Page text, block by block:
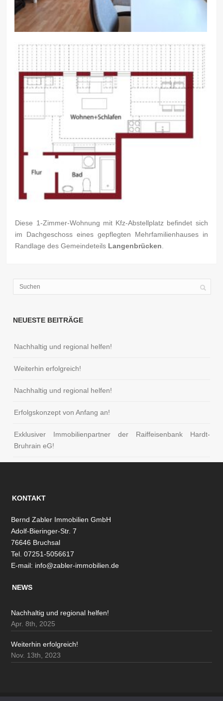
Diese 1-Zimmer-Wohnung mit Kfz-Abstellplatz befindet sich
im Dachgeschoss eines gepflegten Mehrfamilienhauses in
Randlage des Gemeindeteils Langenbrücken
NEUESTE BEITRÄGE
Nachhaltig und regional helfen!
Weiterhin erfolgreich!
Nachhaltig und regional helfen!
Erfolgskonzept von Anfang an!
Exklusiver Immobilienpartner der Raiffeisenbank Hardt-
Bruhrain eG!
KONTAKT
Bernd Zabler Immobilien GmbH
Adolf-Bieringer-Str. 7
76646 Bruchsal
Tel. 07251-5056617
E-mail: info@zabler-immobilien.de
NEWS
Nachhaltig und regional helfen!
Apr. 8th, 2025
Weiterhin erfolgreich!
Nov. 13th, 2023